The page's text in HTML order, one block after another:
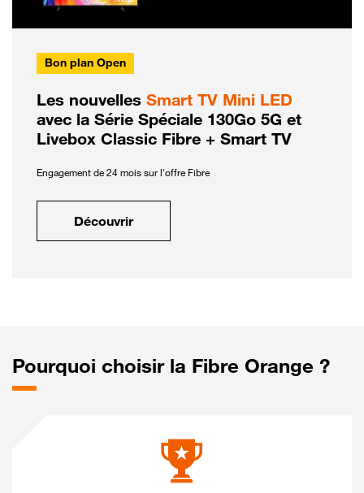
Bon plan Open
Les nouvelles Smart TV Mini LED
avec la Série Spéciale 130Go 5G et
Livebox Classic Fibre + Smart TV
Engagement de 24 mois sur l'offre Fibre
Découvrir
Pourquoi choisir la Fibre Orange ?